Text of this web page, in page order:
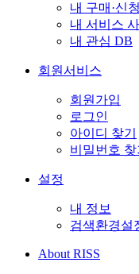
내 구매·신
내 서비스
내 관심 DB
회원서비스
회원가입
로그인
아이디 찾기
비밀번호 찾
설정
내 정보
검색환경설
About RISS